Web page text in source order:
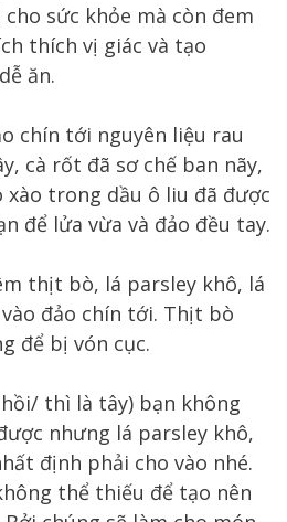
sức khỏe mà còn đem
thích vị giác và tạo
ăn.
chín tới nguyên liệu rau
cà rốt đã sơ chế ban nãy,
xào trong dầu ô liu đã được
để lửa vừa và đảo đều tay.
thịt bò, lá parsley khô, lá
đảo chín tới. Thịt bò
để bị vón cục.
thì là tây) bạn không
nhưng lá parsley khô,
định phải cho vào nhé.
thể thiếu để tạo nên